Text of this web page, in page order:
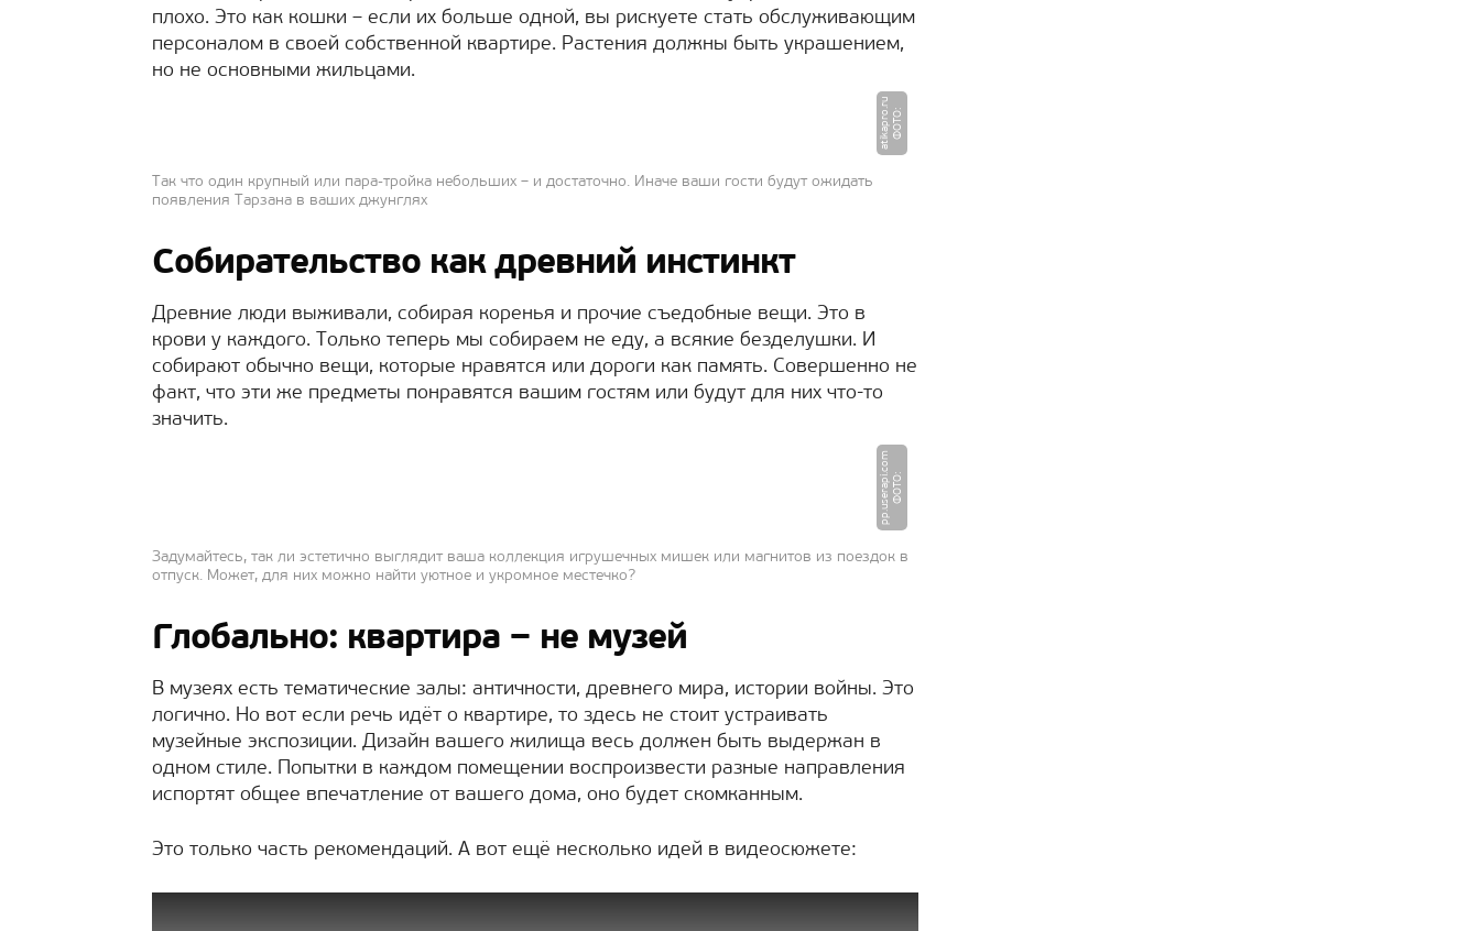
плохо. Это как кошки – если их больше одной, вы рискуете стать обслуживающим
персоналом в своей собственной квартире. Растения должны быть украшением,
но не основными жильцами.
Ф
О
Т
О
:
a
ti
k
a
p
r
o.
r
u
Так что один крупный или пара-тройка небольших – и достаточно. Иначе ваши гости будут ожидать
появления Тарзана в ваших джунглях
Собирательство как древний инстинкт
Древние люди выживали, собирая коренья и прочие съедобные вещи. Это в
крови у каждого. Только теперь мы собираем не еду, а всякие безделушки. И
собирают обычно вещи, которые нравятся или дороги как память. Совершенно не
факт, что эти же предметы понравятся вашим гостям или будут для них что-то
значить.
Ф
О
Т
О
:
p
p.
u
s
e
r
a
pi.
c
o
m
Задумайтесь, так ли эстетично выглядит ваша коллекция игрушечных мишек или магнитов из поездок в
отпуск. Может, для них можно найти уютное и укромное местечко?
Глобально: квартира − не музей
В музеях есть тематические залы: античности, древнего мира, истории войны. Это
логично. Но вот если речь идёт о квартире, то здесь не стоит устраивать
музейные экспозиции. Дизайн вашего жилища весь должен быть выдержан в
одном стиле. Попытки в каждом помещении воспроизвести разные направления
испортят общее впечатление от вашего дома, оно будет скомканным.
Это только часть рекомендаций. А вот ещё несколько идей в видеосюжете: